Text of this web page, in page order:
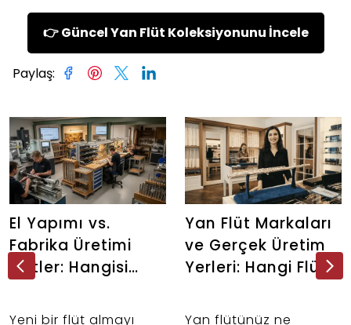
👉 Güncel Yan Flüt Koleksiyonunu İncele
Paylaş:
El Yapımı vs.
Fabrika Üretimi
Flütler: Hangisi
Yeni bir flüt almayı
Yan Flüt Markaları
ve Gerçek Üretim
Yerleri: Hangi Flüt
Üretiliyor?
Yan flütünüz ne